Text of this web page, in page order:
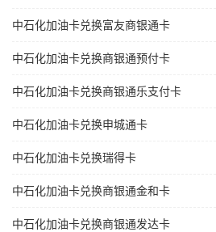
中石化加油卡兑换富友商银通卡
中石化加油卡兑换商银通预付卡
中石化加油卡兑换商银通乐支付卡
中石化加油卡兑换申城通卡
中石化加油卡兑换瑞得卡
中石化加油卡兑换商银通金和卡
中石化加油卡兑换商银通发达卡